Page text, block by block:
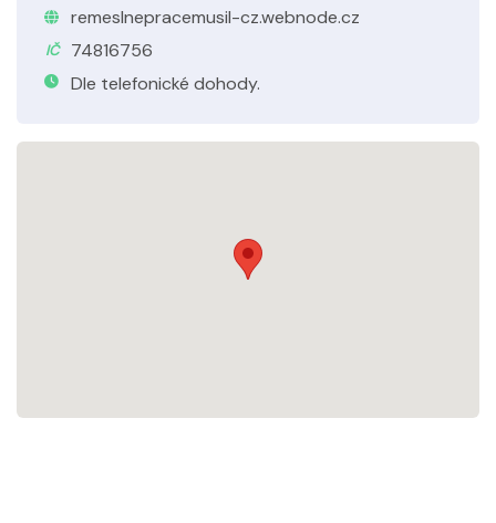
remeslnepracemusil-cz.webnode.cz
IČ
74816756
Dle telefonické dohody.